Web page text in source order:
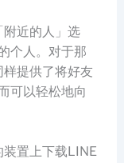
近的人」选
个人。对于那
提供了将好友
可以轻松地向
装置上下载LINE